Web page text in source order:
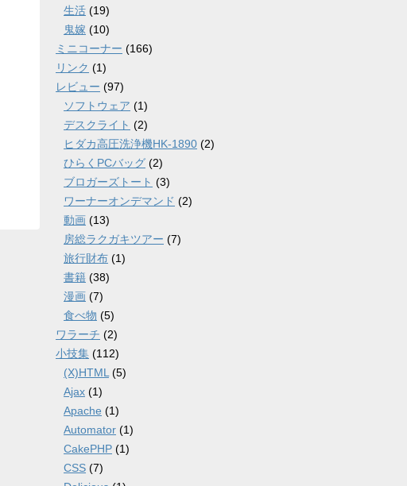
生活 (19)
鬼嫁 (10)
ミニコーナー (166)
リンク (1)
レビュー (97)
ソフトウェア (1)
デスクライト (2)
ヒダカ高圧洗浄機HK-1890 (2)
ひらくPCバッグ (2)
ブロガーズトート (3)
ワーナーオンデマンド (2)
動画 (13)
房総ラクガキツアー (7)
旅行財布 (1)
書籍 (38)
漫画 (7)
食べ物 (5)
ワラーチ (2)
小技集 (112)
(X)HTML (5)
Ajax (1)
Apache (1)
Automator (1)
CakePHP (1)
CSS (7)